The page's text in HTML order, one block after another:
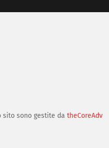
sono gestite da theCoreAdv